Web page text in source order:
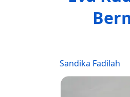
Sandika Fadilah